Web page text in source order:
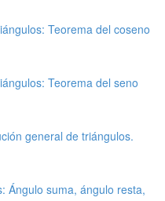
Teorema del coseno
Teorema del seno
general de triángulos.
Ángulo suma, ángulo resta,